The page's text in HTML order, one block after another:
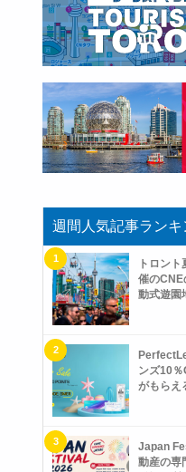
週間人気記事ランキ
トロン
催のCNE
動式遊園
ンズ10％
がもらえ
Japan
動産の専